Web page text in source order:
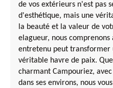
de vos extérieurs n'est pas
d'esthétique, mais une
la beauté et la valeur de
elagueur, nous
entretenu peut transformer
véritable havre de paix.
charmant Campouriez,
dans ses environs, nous